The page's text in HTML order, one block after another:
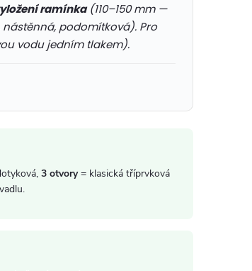
ramínka(110–150 mm —
podomítková). Pro
vodu jedním tlakem).
3 otvory= klasická tříprvková